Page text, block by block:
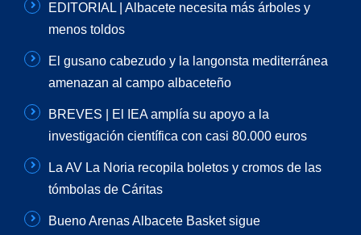
EDITORIAL | Albacete necesita más árboles y
menos toldos
El gusano cabezudo y la langonsta mediterránea
amenazan al campo albaceteño
BREVES | El IEA amplía su apoyo a la
investigación científica con casi 80.000 euros
La AV La Noria recopila boletos y cromos de las
tómbolas de Cáritas
Bueno Arenas Albacete Basket sigue